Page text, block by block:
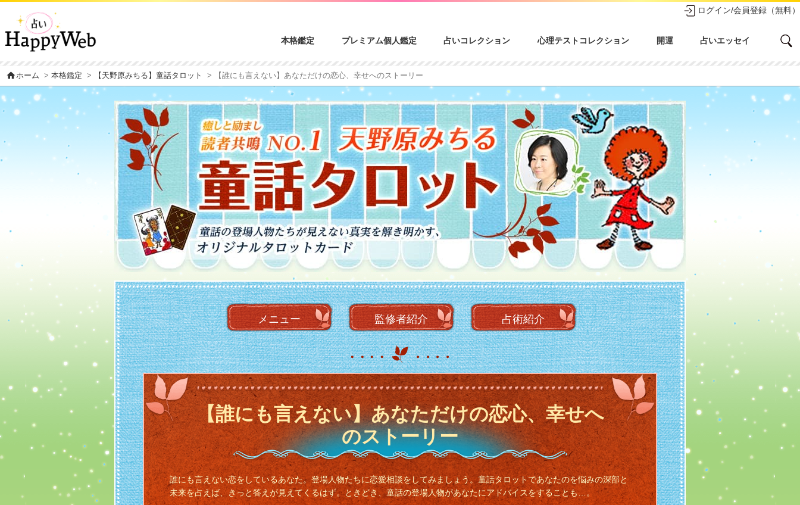
ログイン/会員登録（無料）
本格鑑定 プレミアム個人鑑定 占いコレクション 心理テストコレクション 開運 占いエッセイ
homeホーム > 本格鑑定 > 【天野原みちる】童話タロット > 【誰にも言えない】あなただけの恋心、幸せへのストーリー
メニュー 監修者紹介 占術紹介
【誰にも言えない】あなただけの恋心、幸せへ
のストーリー
誰にも言えない恋をしているあなた。登場人物たちに恋愛相談をしてみましょう。童話タロットであなたのを悩みの深部と
未来を占えば、きっと答えが見えてくるはず。ときどき、童話の登場人物があなたにアドバイスをすることも…。